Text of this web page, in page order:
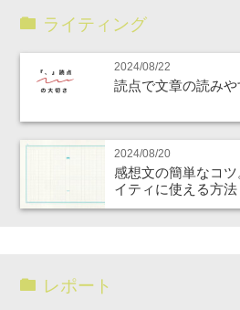
ライティング
2024/08/22
読点で文章の読み
2024/08/20
感想文の簡単なコ
イティに使える方法
レポート